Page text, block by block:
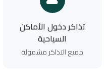
تذاكر دخول الأماكن
السياحية
جميع التذاكر مشمولة